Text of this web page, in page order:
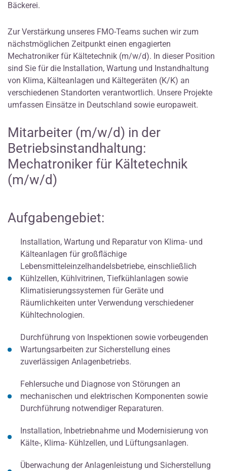
Bäckerei.
Zur Verstärkung unseres FMO-Teams suchen wir zum
nächstmöglichen Zeitpunkt einen engagierten
Mechatroniker für Kältetechnik (m/w/d). In dieser Position
sind Sie für die Installation, Wartung und Instandhaltung
von Klima, Kälteanlagen und Kältegeräten (K/K) an
verschiedenen Standorten verantwortlich. Unsere Projekte
umfassen Einsätze in Deutschland sowie europaweit.
Mitarbeiter (m/w/d) in der
Betriebsinstandhaltung:
Mechatroniker für Kältetechnik
(m/w/d)
Aufgabengebiet:
Installation, Wartung und Reparatur von Klima- und
Kälteanlagen für großflächige
Lebensmitteleinzelhandelsbetriebe, einschließlich
Kühlzellen, Kühlvitrinen, Tiefkühlanlagen sowie
Klimatisierungssystemen für Geräte und
Räumlichkeiten unter Verwendung verschiedener
Kühltechnologien.
Durchführung von Inspektionen sowie vorbeugenden
Wartungsarbeiten zur Sicherstellung eines
zuverlässigen Anlagenbetriebs.
Fehlersuche und Diagnose von Störungen an
mechanischen und elektrischen Komponenten sowie
Durchführung notwendiger Reparaturen.
Installation, Inbetriebnahme und Modernisierung von
Kälte-, Klima- Kühlzellen, und Lüftungsanlagen.
Überwachung der Anlagenleistung und Sicherstellung